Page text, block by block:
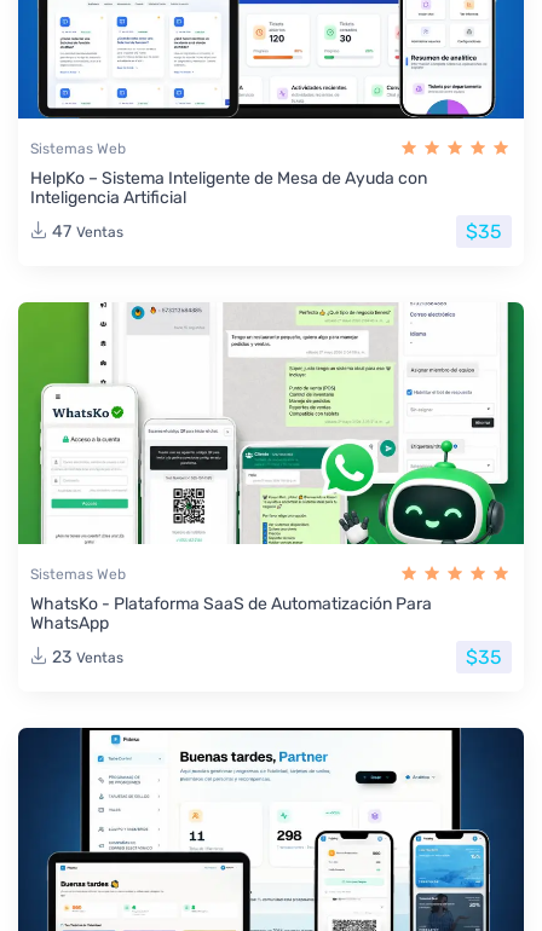
Sistemas Web
HelpKo – Sistema Inteligente de Mesa de Ayuda con
Inteligencia Artificial
47 Ventas $35
Sistemas Web
WhatsKo - Plataforma SaaS de Automatización Para
WhatsApp
23 Ventas $35